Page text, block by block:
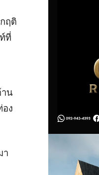
ฤติ
ที่
าน
ง
า